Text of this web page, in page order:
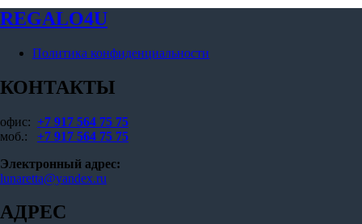
REGALO4U
Политика конфиденциальности
КОНТАКТЫ
офис: +7 917 564 75 75
моб.: +7 917 564 75 75
Электронный адрес:
lunaretta@yandex.ru
АДРЕС